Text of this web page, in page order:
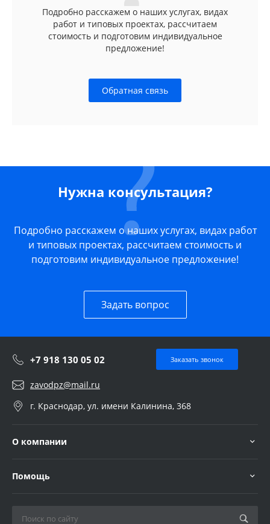
Подробно расскажем о наших услугах, видах
работ и типовых проектах, рассчитаем
стоимость и подготовим индивидуальное
предложение!
Обратная связь
Нужна консультация?
Подробно расскажем о наших услугах, видах работ
и типовых проектах, рассчитаем стоимость и
подготовим индивидуальное предложение!
Задать вопрос
+7 918 130 05 02 Заказать звонок
zavodpz@mail.ru
г. Краснодар, ул. имени Калинина, 368
О компании
Помощь